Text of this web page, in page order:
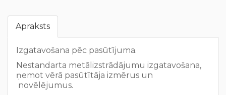
Apraksts
Izgatavošana pēc pasūtījuma.
Nestandarta metālizstrādājumu izgatavošana,
ņemot vērā pasūtītāja izmērus un
novēlējumus.